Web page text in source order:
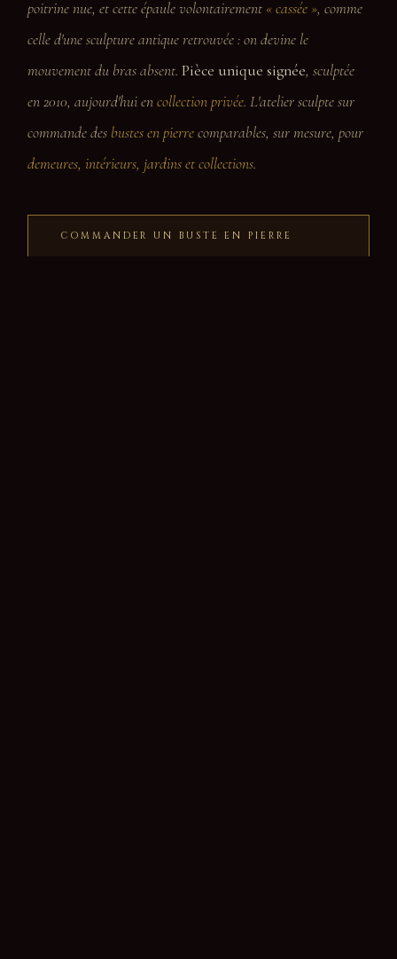
poitrine nue, et cette épaule volontairement « cassée », comme
celle d'une sculpture antique retrouvée : on devine le
mouvement du bras absent.Pièce unique signée, sculptée
en 2010, aujourd'hui encollection privée. L'atelier sculpte sur
commande des bustes en pierrecomparables, sur mesure, pour
demeures, intérieurs, jardins et collections.
COMMANDER UN BUSTE EN PIERRE